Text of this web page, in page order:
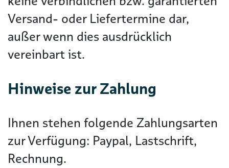
Versand- oder Liefertermine dar,
außer wenn dies ausdrücklich
vereinbart ist.
Hinweise zur Zahlung
Ihnen stehen folgende Zahlungsarten
zur Verfügung: Paypal, Lastschrift,
Rechnung.